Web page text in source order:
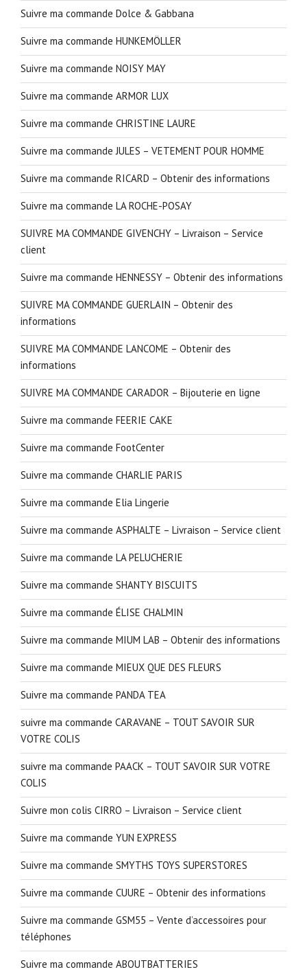
Suivre ma commande Dolce & Gabbana
Suivre ma commande HUNKEMÖLLER
Suivre ma commande NOISY MAY
Suivre ma commande ARMOR LUX
Suivre ma commande CHRISTINE LAURE
Suivre ma commande JULES – VETEMENT POUR HOMME
Suivre ma commande RICARD – Obtenir des informations
Suivre ma commande LA ROCHE-POSAY
SUIVRE MA COMMANDE GIVENCHY – Livraison – Service
client
Suivre ma commande HENNESSY – Obtenir des informations
SUIVRE MA COMMANDE GUERLAIN – Obtenir des
informations
SUIVRE MA COMMANDE LANCOME – Obtenir des
informations
SUIVRE MA COMMANDE CARADOR – Bijouterie en ligne
Suivre ma commande FEERIE CAKE
Suivre ma commande FootCenter
Suivre ma commande CHARLIE PARIS
Suivre ma commande Elia Lingerie
Suivre ma commande ASPHALTE – Livraison – Service client
Suivre ma commande LA PELUCHERIE
Suivre ma commande SHANTY BISCUITS
Suivre ma commande ÉLISE CHALMIN
Suivre ma commande MIUM LAB – Obtenir des informations
Suivre ma commande MIEUX QUE DES FLEURS
Suivre ma commande PANDA TEA
suivre ma commande CARAVANE – TOUT SAVOIR SUR
VOTRE COLIS
suivre ma commande PAACK – TOUT SAVOIR SUR VOTRE
COLIS
Suivre mon colis CIRRO – Livraison – Service client
Suivre ma commande YUN EXPRESS
Suivre ma commande SMYTHS TOYS SUPERSTORES
Suivre ma commande CUURE – Obtenir des informations
Suivre ma commande GSM55 – Vente d’accessoires pour
téléphones
Suivre ma commande ABOUTBATTERIES